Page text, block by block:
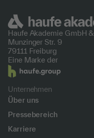
Haufe Akademie GmbH &
Munzinger Str. 9
79111 Freiburg
Eine Marke der
Unternehmen
Über uns
Pressebereich
Karriere